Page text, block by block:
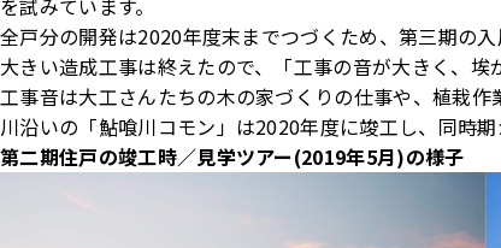
を試みています。
全戸分の開発は2020年度末までつづくため、第三期の
大きい造成工事は終えたので、「工事の音が大きく、
工事音は大工さんたちの木の家づくりの仕事や、植栽作
川沿いの「鮎喰川コモン」は2020年度に竣工し、同時期
第二期住戸の竣工時／見学ツアー(2019年5月)の様子